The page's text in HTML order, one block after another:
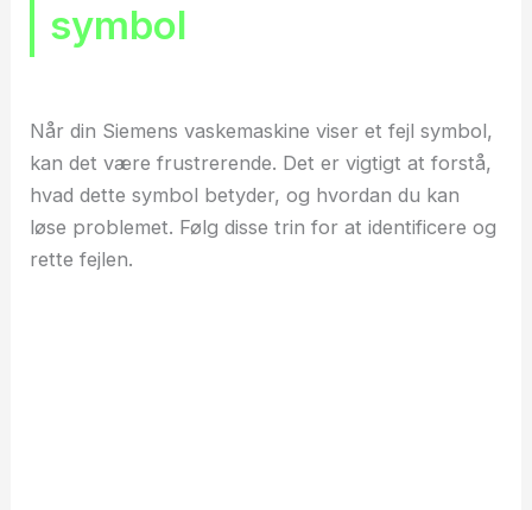
symbol
Når din Siemens vaskemaskine viser et fejl symbol,
kan det være frustrerende. Det er vigtigt at forstå,
hvad dette symbol betyder, og hvordan du kan
løse problemet. Følg disse trin for at identificere og
rette fejlen.